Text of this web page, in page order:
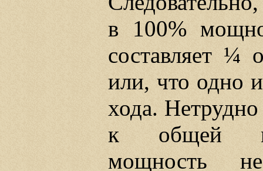
в 100%
составляет ¼
или, что одно
хода.
к общей
мощность